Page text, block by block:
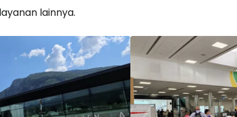
lainnya.
ke
komunitas perjalanan di seluruh dunia
Lanjutkan dengan